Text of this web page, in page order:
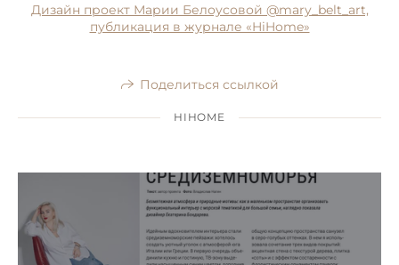
Дизайн проект Марии Белоусовой @mary_belt_art,
публикация в журнале «HiHome»
Поделиться ссылкой
HIHOME